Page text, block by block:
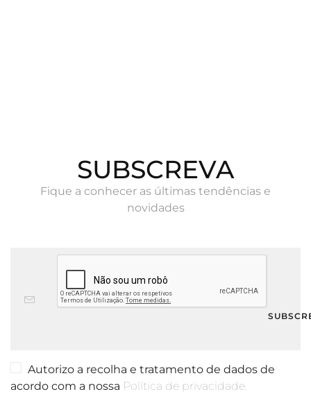
SUBSCREVA
Fique a conhecer as últimas tendências e
novidades
Autorizo a recolha e tratamento de dados de
acordo com a nossa Política de privacidade.